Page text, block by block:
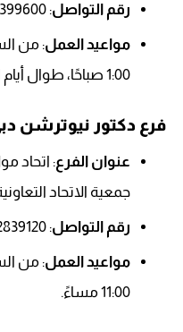
رقم التواصل: 97143399600+
مواعيد العمل
1:00 صباحًا، طوال أيام الأسبوع.
فرع دكتور نيوترشن
عنوان الفرع: اتحاد
جمعية الاتحاد
رقم التواصل: 97142839120+
مواعيد العمل
11:00 مساءً.